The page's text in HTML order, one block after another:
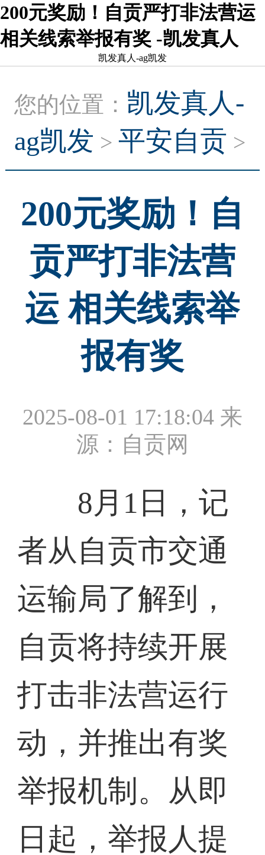
200元奖励！自贡严打非法营运
相关线索举报有奖 -凯发真人
凯发真人-ag凯发
您的位置： 凯发真人-
ag凯发 >平安自贡 >
200元奖励！自
贡严打非法营
运 相关线索举
报有奖
2025-08-01 17:18:04 来
源：自贡网
8月1日，记
者从自贡市交通
运输局了解到，
自贡将持续开展
打击非法营运行
动，并推出有奖
举报机制。从即
日起，举报人提